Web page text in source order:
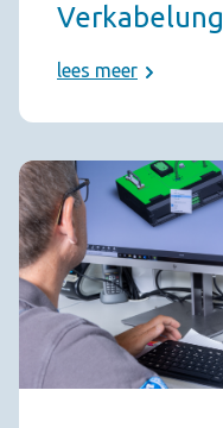
Verkabelung
lees meer